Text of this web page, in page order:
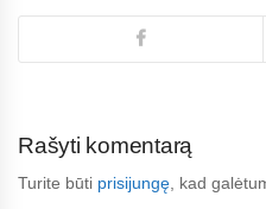
Rašyti komentarą
Turite būti prisijungę , kad